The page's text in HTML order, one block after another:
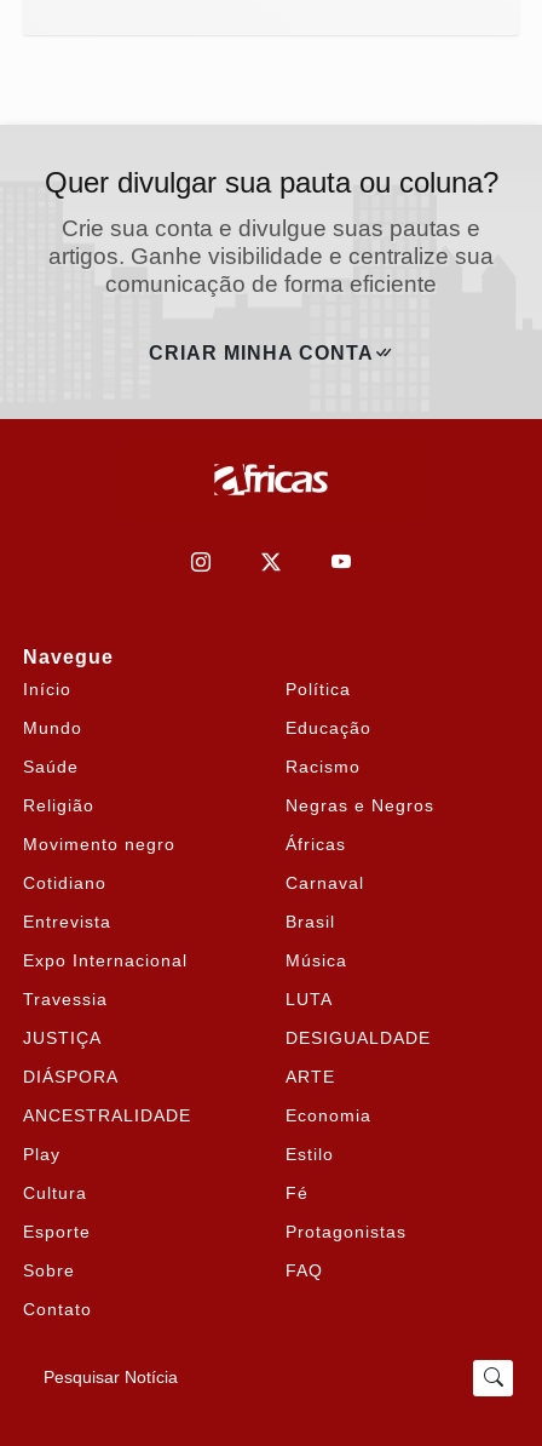
Quer divulgar sua pauta ou coluna?
Crie sua conta e divulgue suas pautas e
artigos. Ganhe visibilidade e centralize sua
comunicação de forma eficiente
CRIAR MINHA CONTA
Navegue
Início Política
Mundo Educação
Saúde Racismo
Religião Negras e Negros
Movimento negro Áfricas
Cotidiano Carnaval
Entrevista Brasil
Expo Internacional Música
Travessia LUTA
JUSTIÇA DESIGUALDADE
DIÁSPORA ARTE
ANCESTRALIDADE Economia
Play Estilo
Cultura Fé
Esporte Protagonistas
Sobre FAQ
Contato
Pesquisar Notícia